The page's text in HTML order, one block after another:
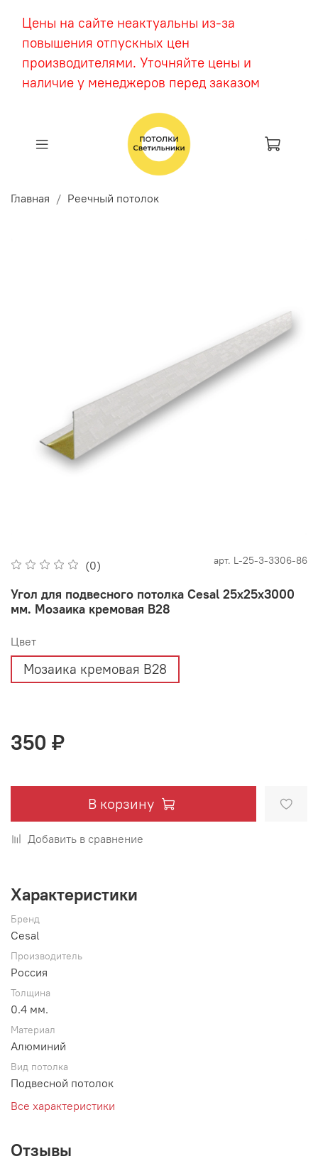
Цены на сайте неактуальны из-за
повышения отпускных цен
производителями. Уточняйте цены и
наличие у менеджеров перед заказом
Главная Реечный потолок
(0) арт. L-25-3-3306-86
Угол для подвесного потолка Cesal 25х25х3000
мм. Мозаика кремовая В28
Цвет
Мозаика кремовая В28
350 ₽
В корзину
Добавить в сравнение
Характеристики
Бренд
Cesal
Производитель
Россия
Толщина
0.4 мм.
Материал
Алюминий
Вид потолка
Подвесной потолок
Все характеристики
Отзывы